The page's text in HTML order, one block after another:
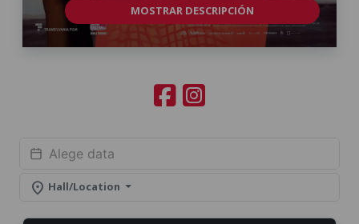
MOSTRAR DESCRIPCIÓN
location_on Hall/Location